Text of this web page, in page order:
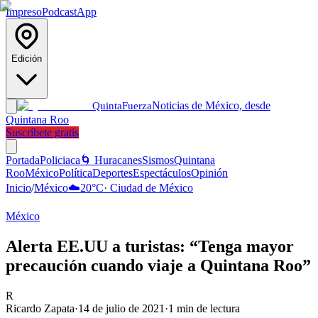
ImpresoPodcastApp
Edición
QuintaFuerzaNoticias de México, desde
Quintana Roo
Suscríbete gratis
PortadaPoliciaca 🌀 HuracanesSismosQuintana
RooMéxicoPolíticaDeportesEspectáculosOpinión
Inicio/México☁️20°C· Ciudad de México
México
Alerta EE.UU a turistas: “Tenga mayor
precaución cuando viaje a Quintana Roo”
R
Ricardo Zapata·14 de julio de 2021 ·1 min de lectura